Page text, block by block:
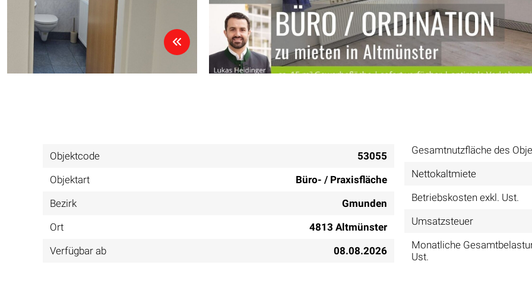
Objektcode
53055
Objektart
Büro- / Praxisfläche
Bezirk
Gmunden
Ort
4813 Altmünster
Verfügbar ab
08.08.2026
Gesamtnutzfläche des
Nettokaltmiete
Betriebskosten exkl. Ust.
Umsatzsteuer
Monatliche
Ust.